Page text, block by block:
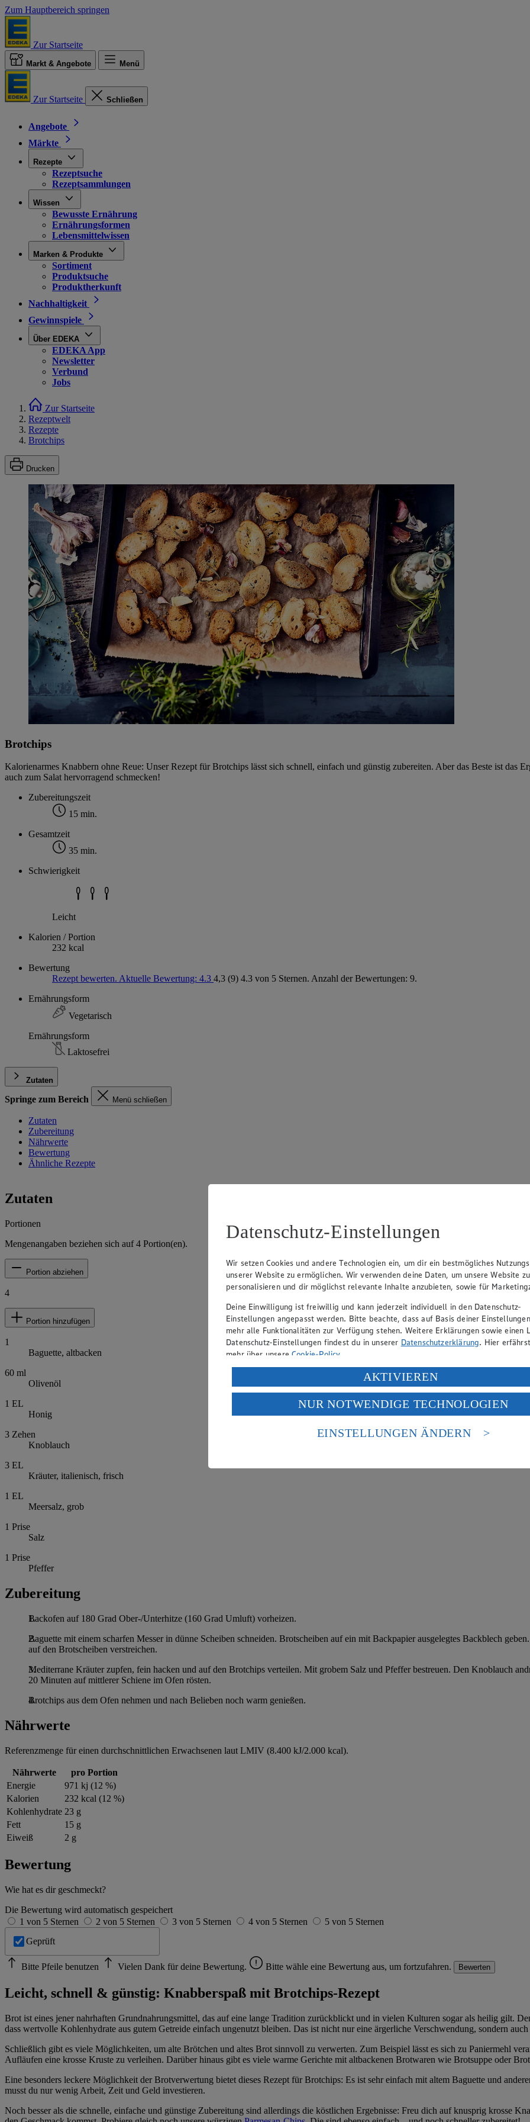
Zum Hauptbereich springen
Zur Startseite
Markt & Angebote Menü
Zur Startseite Schließen
Angebote
Märkte
Rezepte
Rezeptsuche
Rezeptsammlungen
Wissen
Bewusste Ernährung
Ernährungsformen
Lebensmittelwissen
Marken & Produkte
Sortiment
Produktsuche
Produktherkunft
Nachhaltigkeit
Gewinnspiele
Über EDEKA
EDEKA App
Newsletter
Verbund
Jobs
Zur Startseite
Rezeptwelt
Rezepte
Brotchips
Drucken
Brotchips
Kalorienarmes Knabbern ohne Reue: Unser Rezept für Brotchips lässt sich schnell, einfach und günstig zubereiten. Aber das Beste ist das
auch zum Salat hervorragend schmecken!
Zubereitungszeit
15 min.
Gesamtzeit
35 min.
Schwierigkeit
Leicht
Kalorien / Portion
232 kcal
Bewertung
Rezept bewerten. Aktuelle Bewertung: 4.3 4,3 (9) 4.3 von 5 Sternen. Anzahl der Bewertungen: 9.
Ernährungsform
Vegetarisch
Ernährungsform
Laktosefrei
Zutaten
Springe zum Bereich Menü schließen
Zutaten
Zubereitung
Nährwerte
Bewertung
Ähnliche Rezepte
Zutaten
Portionen
Mengenangaben beziehen sich auf4 Portion(en).
Portion abziehen
4
Portion hinzufügen
1
Baguette, altbacken
60 ml
Olivenöl
1 EL
Honig
3 Zehen
Knoblauch
3 EL
Kräuter, italienisch, frisch
1 EL
Meersalz, grob
1 Prise
Salz
1 Prise
Pfeffer
Zubereitung
Backofen auf 180 Grad Ober-/Unterhitze (160 Grad Umluft) vorheizen.
Baguette mit einem scharfen Messer in dünne Scheiben schneiden. Brotscheiben auf ein mit Backpapier ausgelegtes Backblech
auf den Brotscheiben verstreichen.
Mediterrane Kräuter zupfen, fein hacken und auf den Brotchips verteilen. Mit grobem Salz und Pfeffer bestreuen. Den Knoblauch
20 Minuten auf mittlerer Schiene im Ofen rösten.
Brotchips aus dem Ofen nehmen und nach Belieben noch warm genießen.
Nährwerte
Referenzmenge für einen durchschnittlichen Erwachsenen laut LMIV (8.400 kJ/2.000 kcal).
Nährwerte
pro Portion
Energie
971 kj (12 %)
Kalorien
232 kcal (12 %)
Kohlenhydrate 23 g
Fett
15 g
Eiweiß
2 g
Bewertung
Wie hat es dir geschmeckt?
Die Bewertung wird automatisch gespeichert
1 von 5 Sternen
2 von 5 Sternen 3 von 5 Sternen 4 von 5 Sternen
5 von 5 Sternen
Geprüft
Bitte Pfeile benutzen Vielen Dank für deine Bewertung. Bitte wähle eine Bewertung aus, um fortzufahren. Bewerten
Leicht, schnell & günstig: Knabberspaß mit Brotchips-Rezept
Brot ist eines jener nahrhaften Grundnahrungsmittel, das auf eine lange Tradition zurückblickt und in vielen Kulturen sogar als heilig gilt.
dass wertvolle Kohlenhydrate aus gutem Getreide einfach ungenutzt bleiben. Das ist nicht nur eine ärgerliche Verschwendung, sondern
Schließlich gibt es viele Möglichkeiten, um alte Brötchen und altes Brot sinnvoll zu verwerten. Zum Beispiel lässt es sich zu Paniermehl
Aufläufen eine krosse Kruste zu verleihen. Darüber hinaus gibt es viele warme Gerichte mit altbackenen Brotwaren wie Brotsuppe oder
Eine besonders leckere Möglichkeit der Brotverwertung bietet dieses Rezept für Brotchips: Es ist sehr einfach mit altem Baguette und
musst du nur wenig Arbeit, Zeit und Geld investieren.
Noch besser als die schnelle, einfache und günstige Zubereitung sind allerdings die köstlichen Ergebnisse: Freu dich auf knusprig krosse
Datenschutz-Einstellungen
Wir setzen Cookies und andere Technologien ein, um dir ein bestmögliches
unserer Website zu ermöglichen. Wir verwenden deine Daten, um unsere Website zu
personalisieren und dir möglichst relevante Inhalte anzubieten, sowie für
Deine Einwilligung ist freiwillig und kann jederzeit individuell in den Datenschutz-
Einstellungen angepasst werden. Bitte beachte, dass auf Basis deiner
mehr alle Funktionalitäten zur Verfügung stehen. Weitere Erklärungen sowie einen
Datenschutz-Einstellungen findest du in unserer Datenschutzerklärung. Hier
mehr über unsereCookie-Policy.
Verarbeitung deiner personenbezogenen Daten in den USA durch Facebook und
Wenn du auf „Aktivieren“ klickst, willigst du im Sinne des Art. 49 Abs. 1 Satz 1 lit.
ein, dass deine Daten in den USA verarbeitet werden. Der EuGH sieht die USA als
einem nach europäischen Standards nicht angemessenen Datenschutzniveau an. Es
Risiko eines Zugriffs durch US-amerikanische Behörden.
AKTIVIEREN
NUR NOTWENDIGE TECHNOLOGIEN
EINSTELLUNGEN ÄNDERN